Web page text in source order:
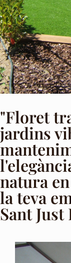
"Floret
jardins
natura
la teva
Sant